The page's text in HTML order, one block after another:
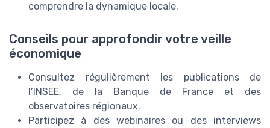
comprendre la dynamique locale.
Conseils pour approfondir votre veille
économique
Consultez régulièrement les publications de
l’INSEE, de la Banque de France et des
observatoires régionaux.
Participez à des webinaires ou des interviews